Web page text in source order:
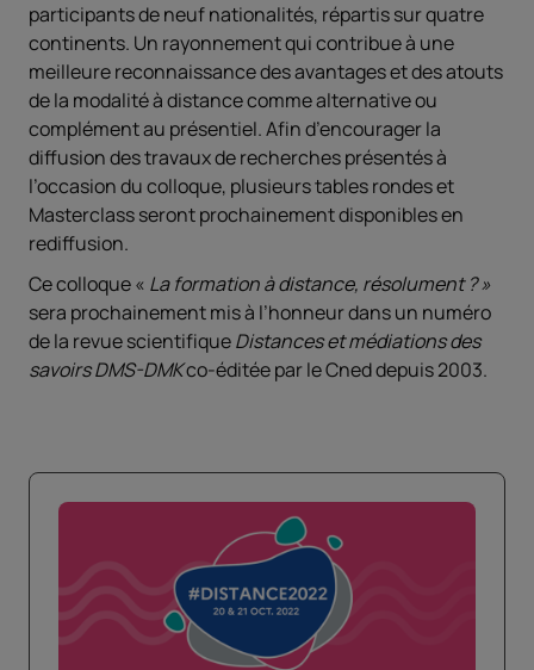
participants de neuf nationalités, répartis sur quatre
continents. Un rayonnement qui contribue à une
meilleure reconnaissance des avantages et des atouts
de la modalité à distance comme alternative ou
complément au présentiel. Afin d’encourager la
diffusion des travaux de recherches présentés à
l’occasion du colloque, plusieurs tables rondes et
Masterclass seront prochainement disponibles en
rediffusion.
Ce colloque « La formation à distance, résolument ? »
sera prochainement mis à l’honneur dans un numéro
de la revue scientifiqueDistances et médiations des
savoirs DMS-DMKco-éditée par le Cned depuis 2003.